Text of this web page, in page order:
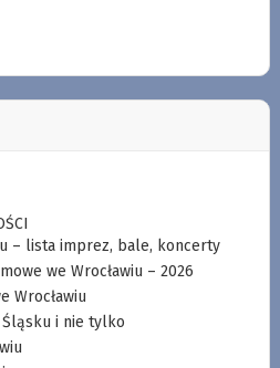
– lista imprez, bale, koncerty
we Wrocławiu – 2026
Wrocławiu
i nie tylko